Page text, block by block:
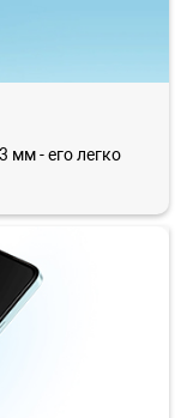
мм - его легко